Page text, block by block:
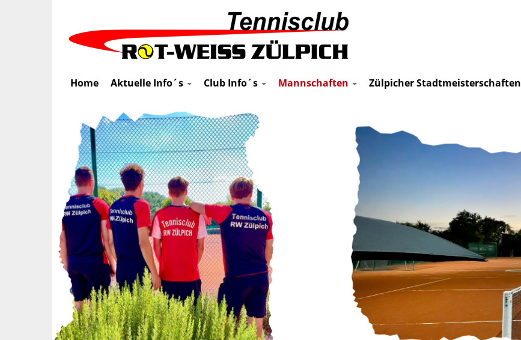
Home Aktuelle Info´s Club Info´s Mannschaften Zülpicher Stadtmeisterschaften